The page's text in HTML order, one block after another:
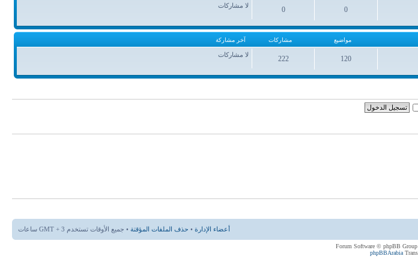
0
مواضيع
0
مشاركات
لا مشاركات
مواضيع مشاركات آخر مشاركة
120
مواضيع
222
مشاركات
لا مشاركات
أعضاء الإدارة • حذف الملفات المؤقتة • جميع الأوقات تستخدم GMT + 3 ساعات
phpBBArabia